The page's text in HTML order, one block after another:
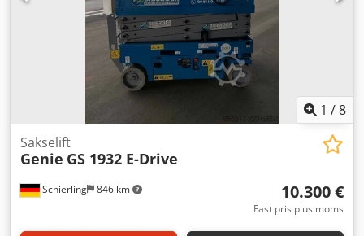
1 /8
Schierling 846 km
Sakselift
Genie GS 1932 E-Drive
10.300 €
Fast pris plus moms